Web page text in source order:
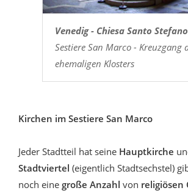
Venedig - Chiesa Santo Stefano
Sestiere San Marco - Kreuzgang
ehemaligen Klosters
Kirchen im Sestiere San Marco
Jeder Stadtteil hat seine Hauptkirche
Stadtviertel (eigentlich Stadtsechstel)
noch eine große Anzahl von religiösen